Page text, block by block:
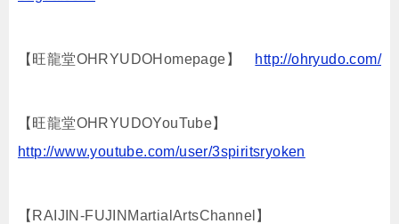
【旺龍堂OHRYUDOHomepage】 http://ohryudo.com/
【旺龍堂OHRYUDOYouTube】
http://www.youtube.com/user/3spiritsryoken
【RAIJIN-FUJINMartialArtsChannel】